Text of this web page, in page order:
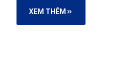
XEM THÊM